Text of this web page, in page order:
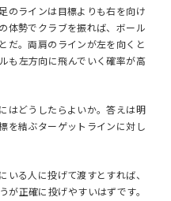
のラインは目標よりも右を向け
体勢でクラブを振れば、ボール
だ。両肩のラインが左を向くと
も左方向に飛んでいく確率が高
はどうしたらよいか。答えは明
を結ぶターゲットラインに対し
いる人に投げて渡すとすれば、
が正確に投げやすいはずです。